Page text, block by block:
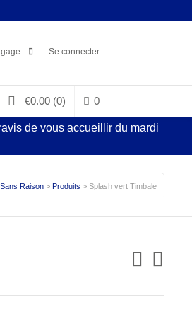
Se connecter
€0.00 (0) 0
de vous accueillir du mardi
Raison> Produits > Splash vert Timbale